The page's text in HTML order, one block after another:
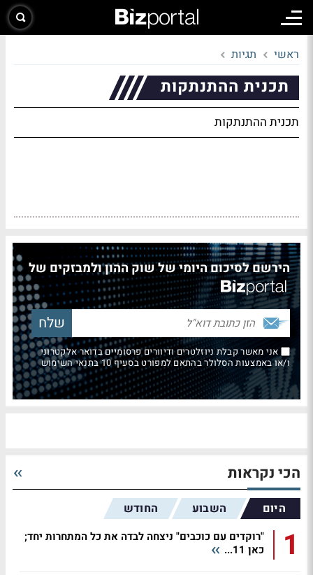
ראשי תגיות
תכנית ההתנתקות
תכנית ההתנתקות
הירשם לסיכום היומי של שוק ההון ולמבזקים של
אני מאשר קבלת ניוזלטרים ודיוורים פרסומיים בדואר אלקטרוני
ו/או באמצעות הסלולר בהתאם למפורט בסעיף 10 בתנאי השימוש
הכי נקראות
היום השבוע החודש
1
"רוקדים עם כוכבים" ניצחה לבדה את כל המתחרות יחד;
כאן 11...